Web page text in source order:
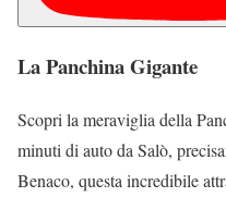
La Panchina Gigante
Scopri la meraviglia della
minuti di auto da Salò,
Benaco, questa incredibile